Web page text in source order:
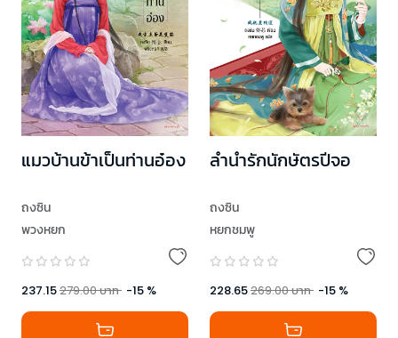
แมวบ้านข้าเป็นท่านอ๋อง
ถงซิน
พวงหยก
237.15279.00บาท -15 %
ลำนำรักนักษัตรปีจอ
ถงซิน
หยกชมพู
228.65269.00บาท -15 %